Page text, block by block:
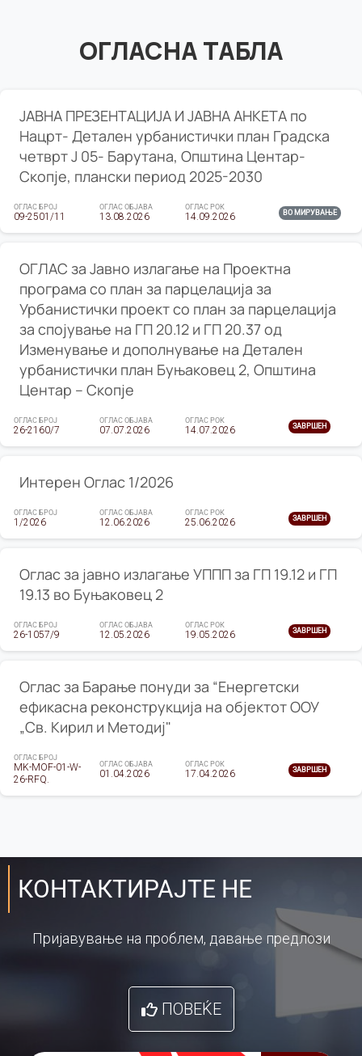
ОГЛАСНА ТАБЛА
ЈАВНА ПРЕЗЕНТАЦИЈА И ЈАВНА АНКЕТА по
Нацрт- Детален урбанистички план Градска
четврт Ј 05- Барутана, Општина Центар-
Скопје, плански период 2025-2030
ОГЛАС БРОЈ
09-2501/11
ОГЛАС ОБЈАВА
13.08.2026
ОГЛАС РОК
14.09.2026 ВО МИРУВАЊЕ
ОГЛАС за Јавно излагање на Проектна
програма со план за парцелација за
Урбанистички проект со план за парцелација
за спојување на ГП 20.12 и ГП 20.37 од
Изменување и дополнување на Детален
урбанистички план Буњаковец 2, Општина
Центар – Скопје
ОГЛАС БРОЈ
26-2160/7
ОГЛАС ОБЈАВА
07.07.2026
ОГЛАС РОК
14.07.2026 ЗАВРШЕН
Интерен Оглас 1/2026
ОГЛАС БРОЈ
1/2026
ОГЛАС ОБЈАВА
12.06.2026
ОГЛАС РОК
25.06.2026 ЗАВРШЕН
Оглас за јавно излагање УППП за ГП 19.12 и ГП
19.13 во Буњаковец 2
ОГЛАС БРОЈ
26-1057/9
ОГЛАС ОБЈАВА
12.05.2026
ОГЛАС РОК
19.05.2026 ЗАВРШЕН
Оглас за Барање понуди за “Енергетски
ефикасна реконструкција на објектот ООУ
„Св. Кирил и Методиј"
ОГЛАС БРОЈ
MK-MOF-01-W-
26-RFQ.
ОГЛАС ОБЈАВА
01.04.2026
ОГЛАС РОК
17.04.2026 ЗАВРШЕН
КОНТАКТИРАЈТЕ НЕ
Пријавување на проблем, давање предлози
ПОВЕЌЕ